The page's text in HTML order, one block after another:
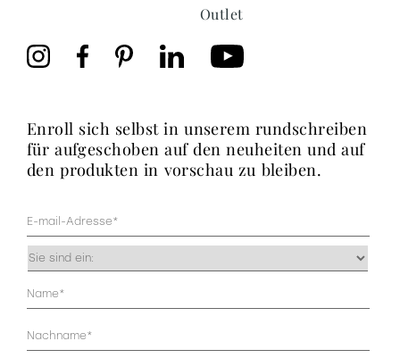
Outlet
enroll sich selbst in unserem rundschreiben
für aufgeschoben auf den neuheiten und auf
den produkten in vorschau zu bleiben.
Mail
(erforderlich)
Occupazione
(erforderlich)
Anagrafica
(erforderlich)